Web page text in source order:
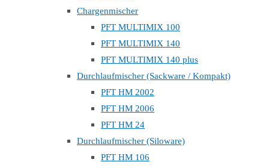
Chargenmischer
PFT MULTIMIX 100
PFT MULTIMIX 140
PFT MULTIMIX 140 plus
Durchlaufmischer (Sackware / Kompakt)
PFT HM 2002
PFT HM 2006
PFT HM 24
Durchlaufmischer (Siloware)
PFT HM 106